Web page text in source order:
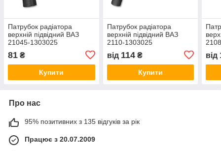
Патрубок радіатора
верхній підвідний ВАЗ
21045-1303025
81 ₴
Купити
Патрубок радіатора
верхній підвідний ВАЗ
2110-1303025
від 114₴
Купити
від
Про нас
95% позитивних з 135 відгуків за рік
Працює з 20.07.2009